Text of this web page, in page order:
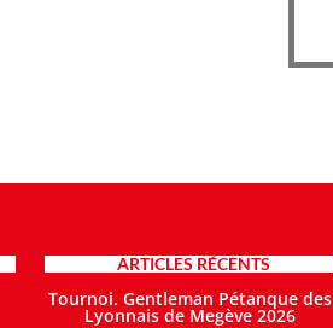
ARTICLES RÉCENTS
Tournoi. Gentleman Pétanque des
Lyonnais de Megève 2026